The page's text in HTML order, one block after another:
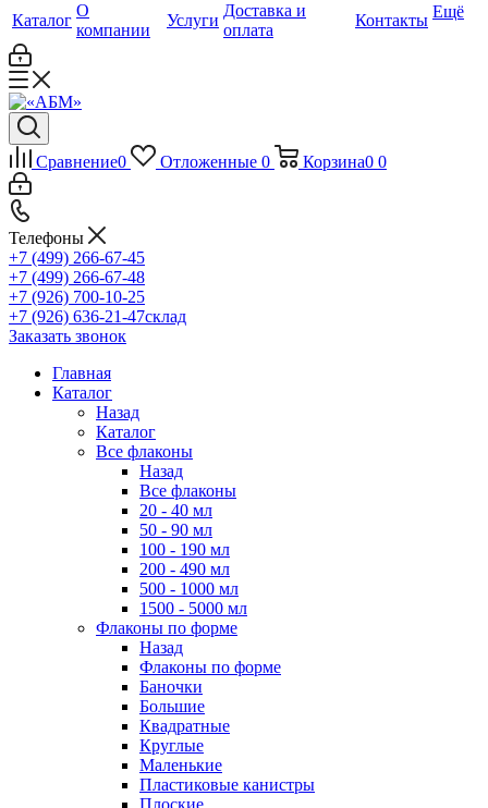
Каталог
О
компании
Услуги
Доставка и
оплата
Контакты Ещё
Сравнение0 Отложенные 0 Корзина0 0
Телефоны
+7 (499) 266-67-45
+7 (499) 266-67-48
+7 (926) 700-10-25
+7 (926) 636-21-47склад
Заказать звонок
Главная
Каталог
Назад
Каталог
Все флаконы
Назад
Все флаконы
20 - 40 мл
50 - 90 мл
100 - 190 мл
200 - 490 мл
500 - 1000 мл
1500 - 5000 мл
Флаконы по форме
Назад
Флаконы по форме
Баночки
Большие
Квадратные
Круглые
Маленькие
Пластиковые канистры
Плоские